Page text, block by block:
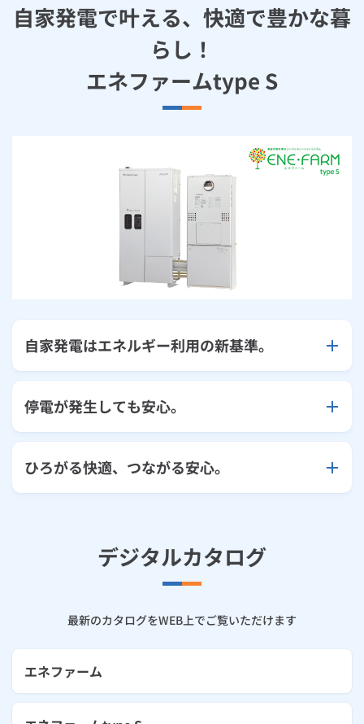
自家発電で叶える、快適で豊かな暮
らし！
エネファームtype S
自家発電はエネルギー利用の新基準。
停電が発生しても安心。
ひろがる快適、つながる安心。
デジタルカタログ
最新のカタログをWEB上でご覧いただけます
エネファーム